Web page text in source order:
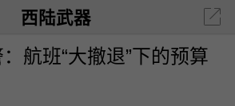
西陆武器
航班“大撤退”下的预算